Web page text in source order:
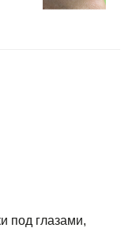
под глазами,